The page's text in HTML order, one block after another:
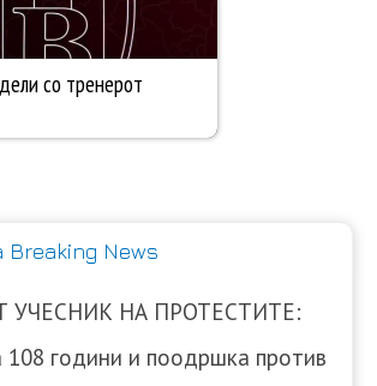
Breaking News
УЧЕСНИК НА ПРОТЕСТИТЕ:
години и поодршка против